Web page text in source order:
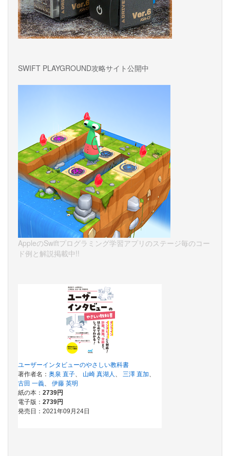
SWIFT PLAYGROUND攻略サイト公開中
AppleのSwiftプログラミング学習アプリのステージ毎のコー
ド例と解説掲載中!!